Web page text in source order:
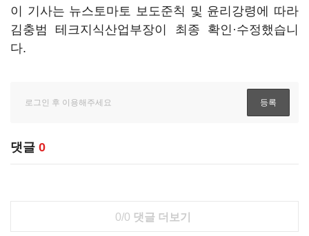
이 기사는 뉴스토마토 보도준칙 및 윤리강령에 따라
김충범 테크지식산업부장이 최종 확인·수정했습니
다.
댓글 0
0/0 댓글 더보기